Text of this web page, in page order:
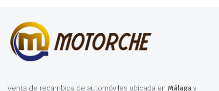
Venta de recambios de automóviles ubicada en Málagay